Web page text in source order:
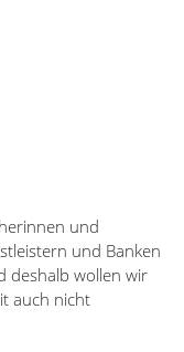
und
und Banken
deshalb wollen wir
auch nicht